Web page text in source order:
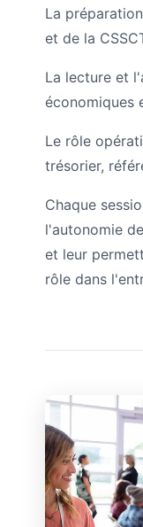
La
et de la
La lecture et
économiques
Le rôle
trésorier,
Chaque
l'autonomie
et leur
rôle dans